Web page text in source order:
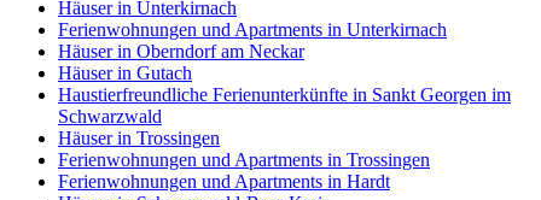
Häuser in Unterkirnach
Ferienwohnungen und Apartments in Unterkirnach
Häuser in Oberndorf am Neckar
Häuser in Gutach
Haustierfreundliche Ferienunterkünfte in Sankt Georgen im
Schwarzwald
Häuser in Trossingen
Ferienwohnungen und Apartments in Trossingen
Ferienwohnungen und Apartments in Hardt